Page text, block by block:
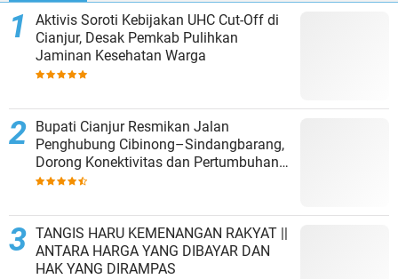
Aktivis Soroti Kebijakan UHC Cut-Off di
Cianjur, Desak Pemkab Pulihkan
Jaminan Kesehatan Warga
Bupati Cianjur Resmikan Jalan
Penghubung Cibinong–Sindangbarang,
Dorong Konektivitas dan Pertumbuhan
Ekonomi Cianjur Selatan
TANGIS HARU KEMENANGAN RAKYAT ||
ANTARA HARGA YANG DIBAYAR DAN
HAK YANG DIRAMPAS